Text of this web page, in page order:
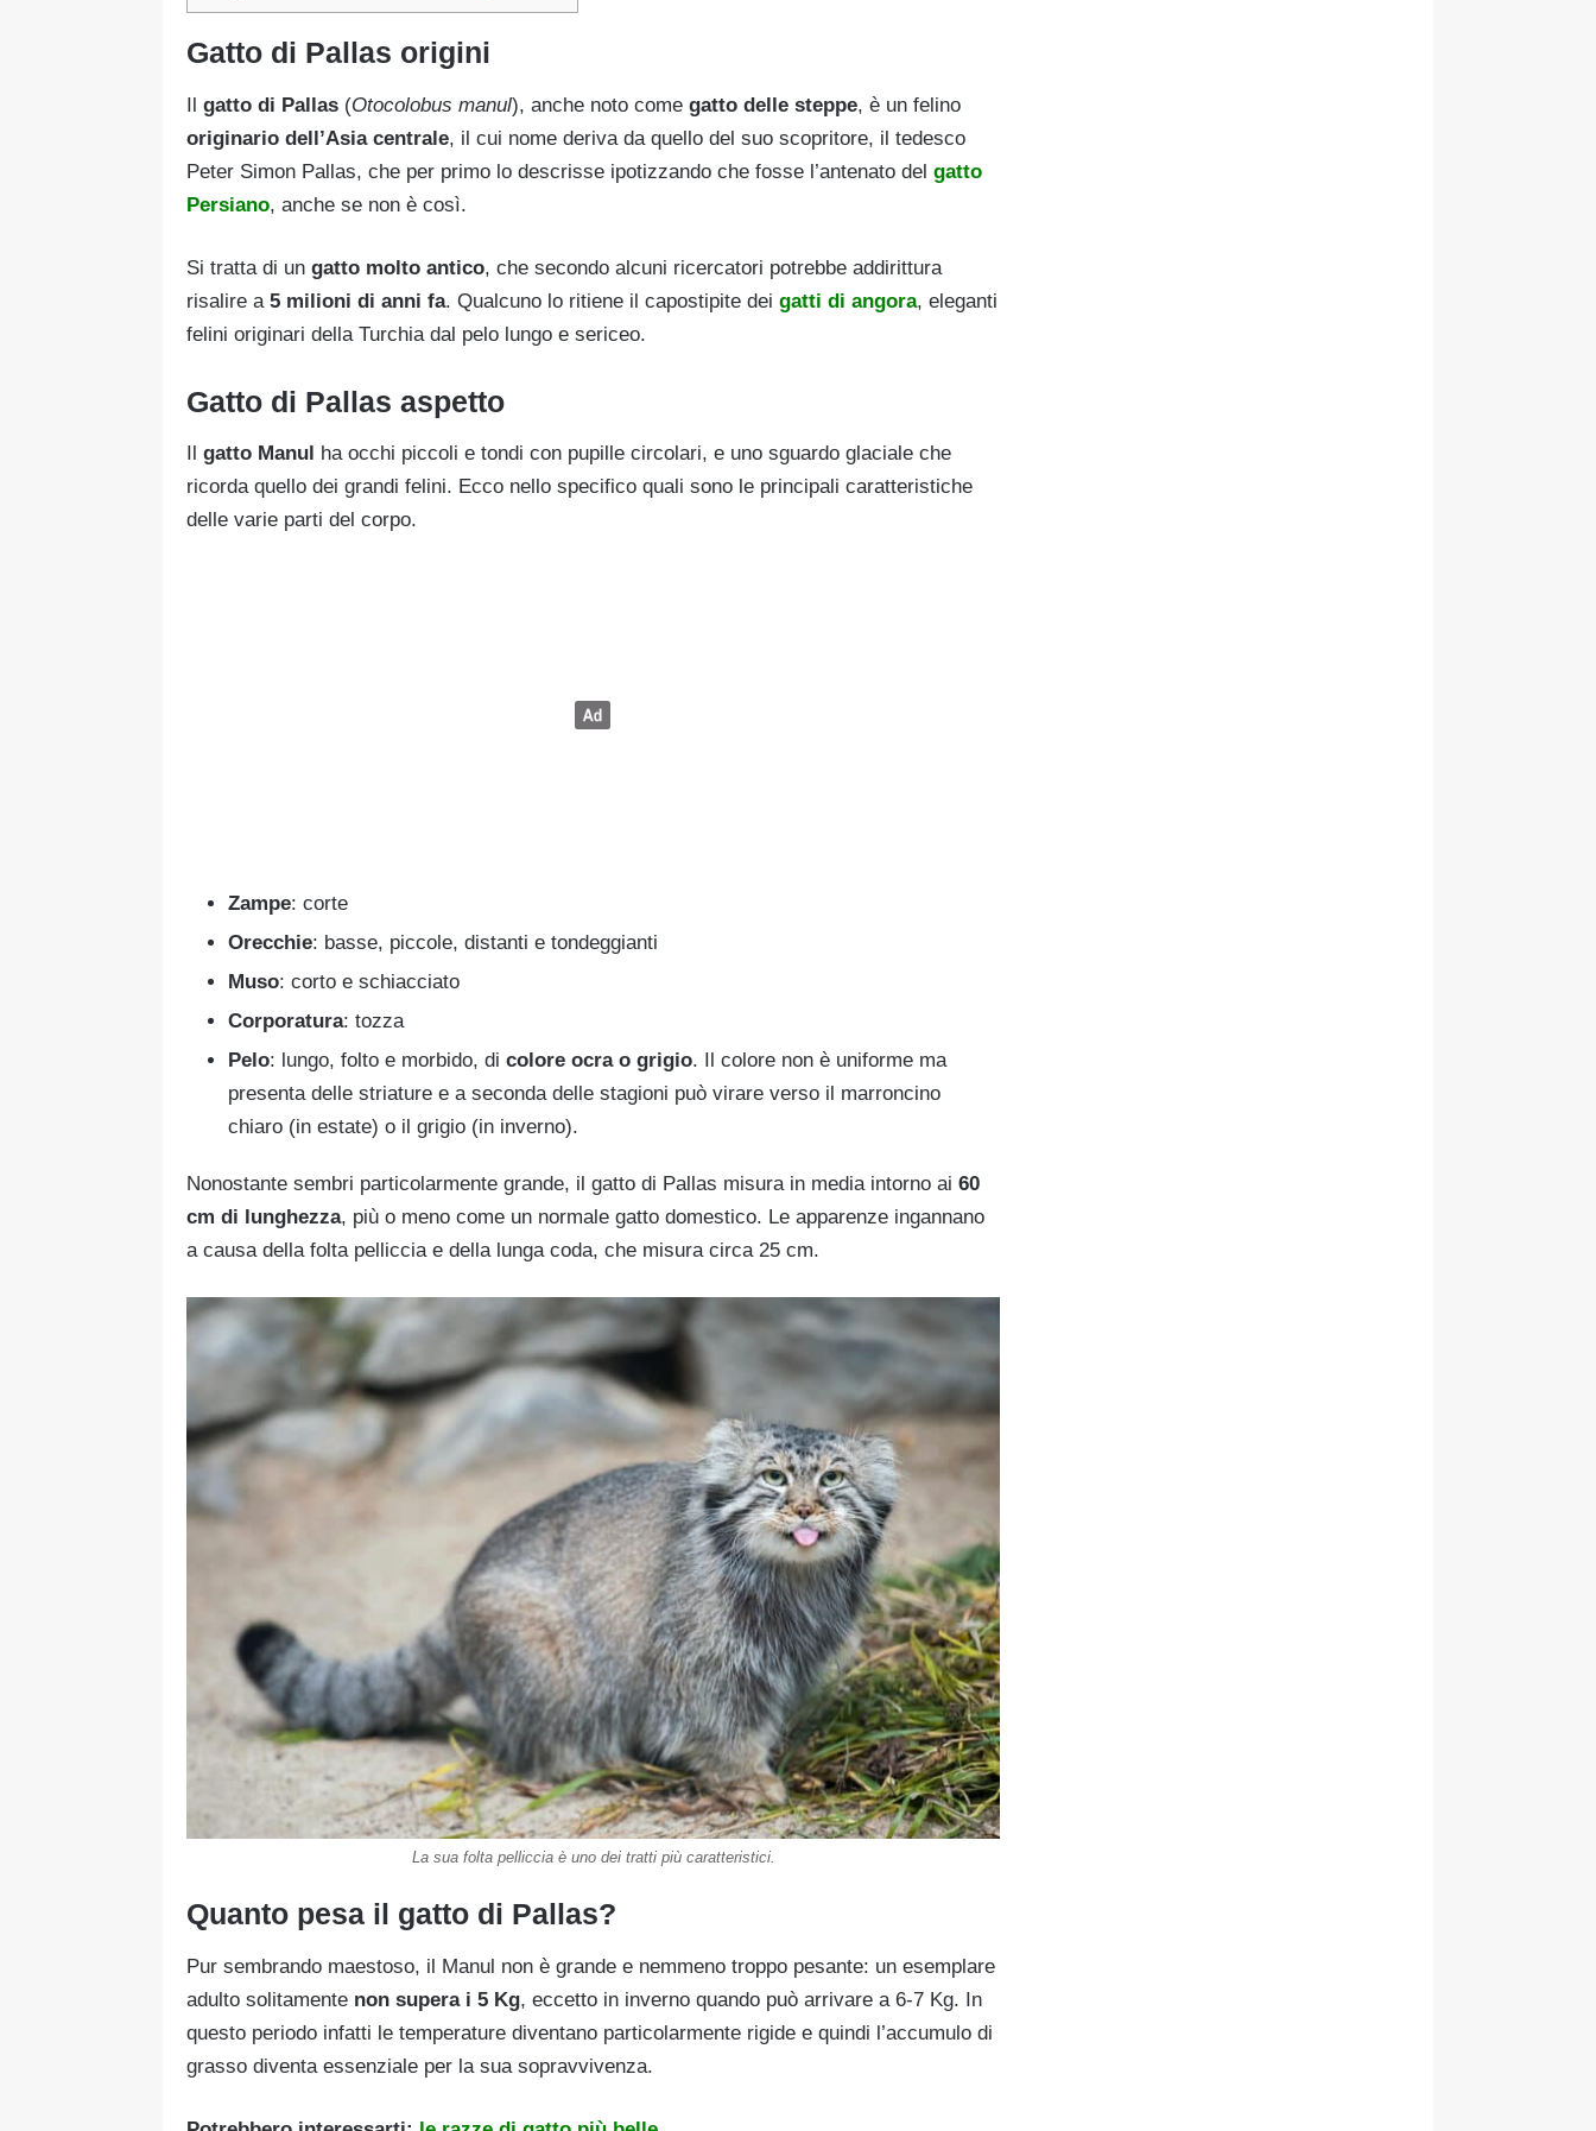
Gatto di Pallas origini
Il gatto di Pallas (Otocolobus manul), anche noto come gatto delle steppe, è un felino
originario dell’Asia centrale, il cui nome deriva da quello del suo scopritore, il tedesco
Peter Simon Pallas, che per primo lo descrisse ipotizzando che fosse l’antenato del gatto
Persiano, anche se non è così.
Si tratta di un gatto molto antico, che secondo alcuni ricercatori potrebbe addirittura
risalire a 5 milioni di anni fa. Qualcuno lo ritiene il capostipite dei gatti di angora, eleganti
felini originari della Turchia dal pelo lungo e sericeo.
Gatto di Pallas aspetto
Il gatto Manul ha occhi piccoli e tondi con pupille circolari, e uno sguardo glaciale che
ricorda quello dei grandi felini. Ecco nello specifico quali sono le principali caratteristiche
delle varie parti del corpo.
Zampe: corte
Orecchie: basse, piccole, distanti e tondeggianti
Muso: corto e schiacciato
Corporatura: tozza
Pelo: lungo, folto e morbido, di colore ocra o grigio. Il colore non è uniforme ma
presenta delle striature e a seconda delle stagioni può virare verso il marroncino
chiaro (in estate) o il grigio (in inverno).
Nonostante sembri particolarmente grande, il gatto di Pallas misura in media intorno ai 60
cm di lunghezza, più o meno come un normale gatto domestico. Le apparenze ingannano
a causa della folta pelliccia e della lunga coda, che misura circa 25 cm.
La sua folta pelliccia è uno dei tratti più caratteristici.
Quanto pesa il gatto di Pallas?
Pur sembrando maestoso, il Manul non è grande e nemmeno troppo pesante: un esemplare
adulto solitamente non supera i 5 Kg, eccetto in inverno quando può arrivare a 6-7 Kg. In
questo periodo infatti le temperature diventano particolarmente rigide e quindi l’accumulo di
grasso diventa essenziale per la sua sopravvivenza.